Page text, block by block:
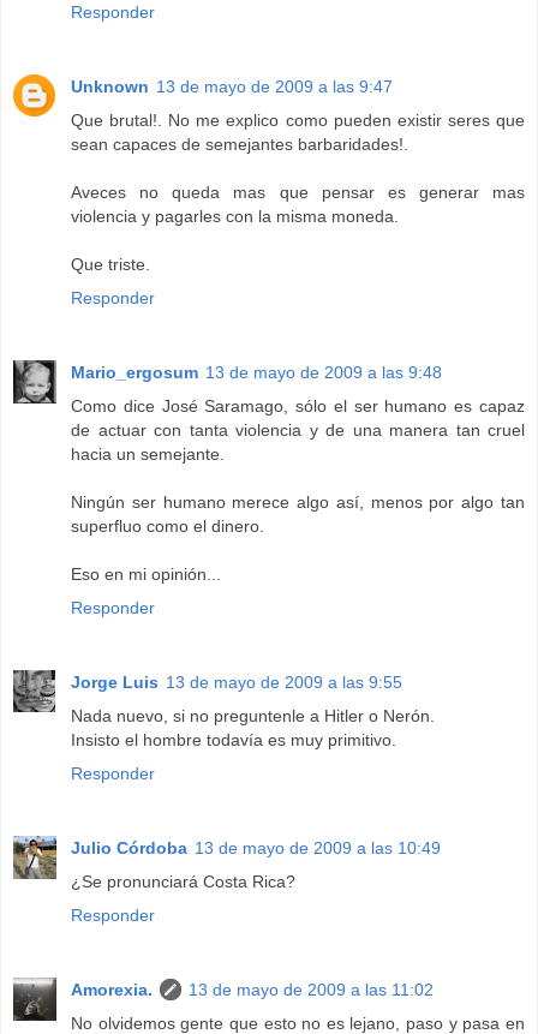
Responder
Unknown 13 de mayo de 2009 a las 9:47
Que brutal!. No me explico como pueden existir seres que
sean capaces de semejantes barbaridades!.
Aveces no queda mas que pensar es generar mas
violencia y pagarles con la misma moneda.
Que triste.
Responder
Mario_ergosum 13 de mayo de 2009 a las 9:48
Como dice José Saramago, sólo el ser humano es capaz
de actuar con tanta violencia y de una manera tan cruel
hacia un semejante.
Ningún ser humano merece algo así, menos por algo tan
superfluo como el dinero.
Eso en mi opinión...
Responder
Jorge Luis 13 de mayo de 2009 a las 9:55
Nada nuevo, si no preguntenle a Hitler o Nerón.
Insisto el hombre todavía es muy primitivo.
Responder
Julio Córdoba 13 de mayo de 2009 a las 10:49
¿Se pronunciará Costa Rica?
Responder
Amorexia.
13 de mayo de 2009 a las 11:02
No olvidemos gente que esto no es lejano, paso y pasa en